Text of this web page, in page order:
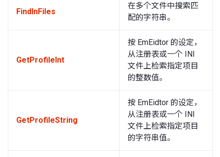
FindInFiles
在多个文件中搜索匹
配的字符串。
GetProfileInt
按 EmEidtor 的设定，
从注册表或一个 INI
文件上检索指定项目
的整数值。
GetProfileString
按 EmEidtor 的设定，
从注册表或一个 INI
文件上检索指定项目
的字符串值。